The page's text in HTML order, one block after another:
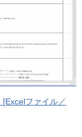
ファイル／